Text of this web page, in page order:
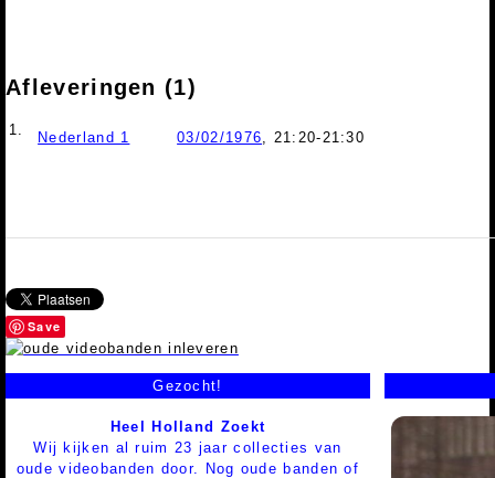
Afleveringen (1)
1. Nederland 1 03/02/1976 , 21:20-21:30
Save
Gezocht!
Heel Holland Zoekt
Wij kijken al ruim 23 jaar collecties van
oude videobanden door. Nog oude banden of